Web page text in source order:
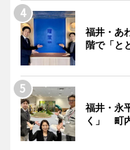
福井・あ
階で「と
福井・永
く」 町